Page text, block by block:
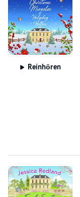
Reinhören